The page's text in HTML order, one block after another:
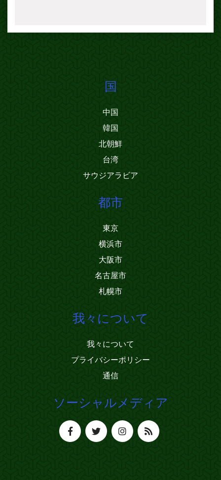
国
中国
韓国
北朝鮮
台湾
サウジアラビア
都市
東京
横浜市
大阪市
名古屋市
札幌市
我々について
我々について
プライバシーポリシー
通信
ソーシャルメディア